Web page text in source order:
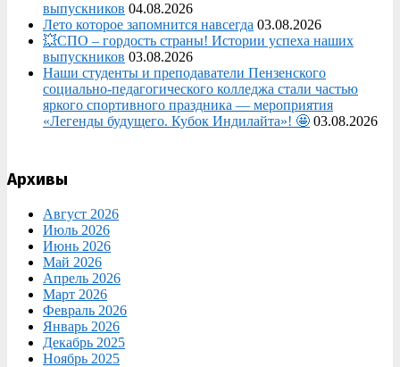
выпускников 04.08.2026
Лето которое запомнится навсегда 03.08.2026
💥СПО – гордость страны! Истории успеха наших
выпускников 03.08.2026
Наши студенты и преподаватели Пензенского
социально‑педагогического колледжа стали частью
яркого спортивного праздника — мероприятия
«Легенды будущего. Кубок Индилайта»! 🤩 03.08.2026
Архивы
Август 2026
Июль 2026
Июнь 2026
Май 2026
Апрель 2026
Март 2026
Февраль 2026
Январь 2026
Декабрь 2025
Ноябрь 2025